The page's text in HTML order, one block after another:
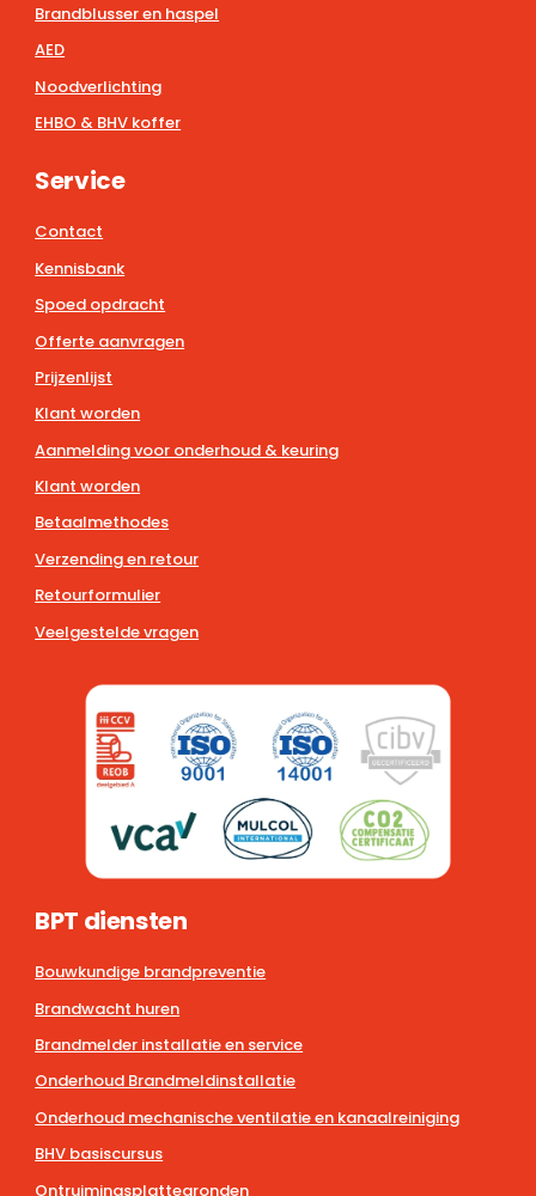
Brandblusser en haspel
AED
Noodverlichting
EHBO & BHV koffer
Service
Contact
Kennisbank
Spoed opdracht
Offerte aanvragen
Prijzenlijst
Klant worden
Aanmelding voor onderhoud & keuring
Klant worden
Betaalmethodes
Verzending en retour
Retourformulier
Veelgestelde vragen
BPT diensten
Bouwkundige brandpreventie
Brandwacht huren
Brandmelder installatie en service
Onderhoud Brandmeldinstallatie
Onderhoud mechanische ventilatie en kanaalreiniging
BHV basiscursus
Ontruimingsplattegronden